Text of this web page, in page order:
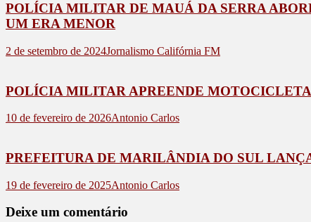
POLÍCIA MILITAR DE MAUÁ DA SERRA
UM ERA MENOR
2 de setembro de 2024Jornalismo Califórnia FM
POLÍCIA MILITAR APREENDE
10 de fevereiro de 2026Antonio Carlos
PREFEITURA DE MARILÂNDIA DO SUL
19 de fevereiro de 2025Antonio Carlos
Deixe um comentário